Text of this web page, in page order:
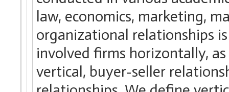
law, economics, marketing,
organizational relationships
involved firms horizontally,
vertical, buyer-seller